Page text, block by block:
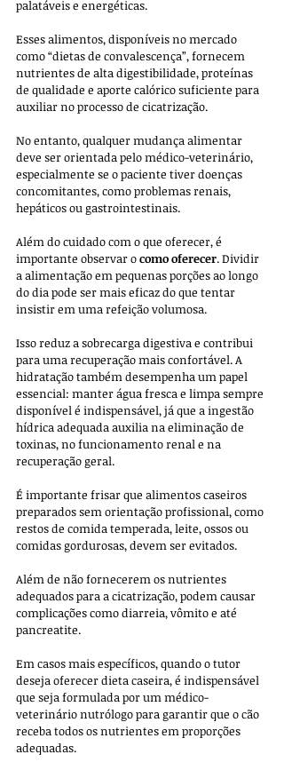
palatáveis e energéticas.
Esses alimentos, disponíveis no mercado
como “dietas de convalescença”, fornecem
nutrientes de alta digestibilidade, proteínas
de qualidade e aporte calórico suficiente para
auxiliar no processo de cicatrização.
No entanto, qualquer mudança alimentar
deve ser orientada pelo médico-veterinário,
especialmente se o paciente tiver doenças
concomitantes, como problemas renais,
hepáticos ou gastrointestinais.
Além do cuidado com o que oferecer, é
importante observar o como oferecer. Dividir
a alimentação em pequenas porções ao longo
do dia pode ser mais eficaz do que tentar
insistir em uma refeição volumosa.
Isso reduz a sobrecarga digestiva e contribui
para uma recuperação mais confortável. A
hidratação também desempenha um papel
essencial: manter água fresca e limpa sempre
disponível é indispensável, já que a ingestão
hídrica adequada auxilia na eliminação de
toxinas, no funcionamento renal e na
recuperação geral.
É importante frisar que alimentos caseiros
preparados sem orientação profissional, como
restos de comida temperada, leite, ossos ou
comidas gordurosas, devem ser evitados.
Além de não fornecerem os nutrientes
adequados para a cicatrização, podem causar
complicações como diarreia, vômito e até
pancreatite.
Em casos mais específicos, quando o tutor
deseja oferecer dieta caseira, é indispensável
que seja formulada por um médico-
veterinário nutrólogo para garantir que o cão
receba todos os nutrientes em proporções
adequadas.